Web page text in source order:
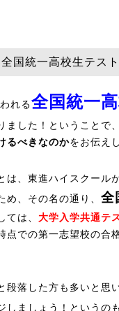
統一高校生テスト
れる全国統一
ました！ということで
るべきなのかをお伝え
は、東進ハイスクール
め、その名の通り、 全
ては、 大学入学共通テ
点での第一志望校の合
段落した方も多いと思
しましょう！というの